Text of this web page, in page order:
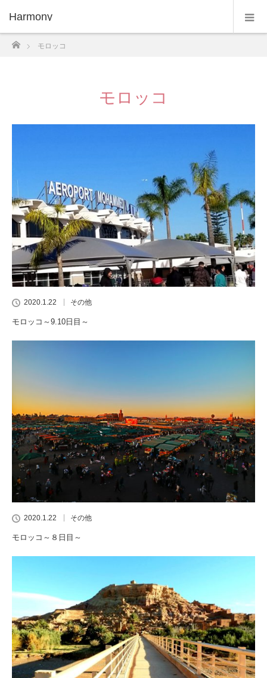
Harmony
モロッコ
モロッコ
2020.1.22 その他
モロッコ～9.10日目～
2020.1.22 その他
モロッコ～８日目～